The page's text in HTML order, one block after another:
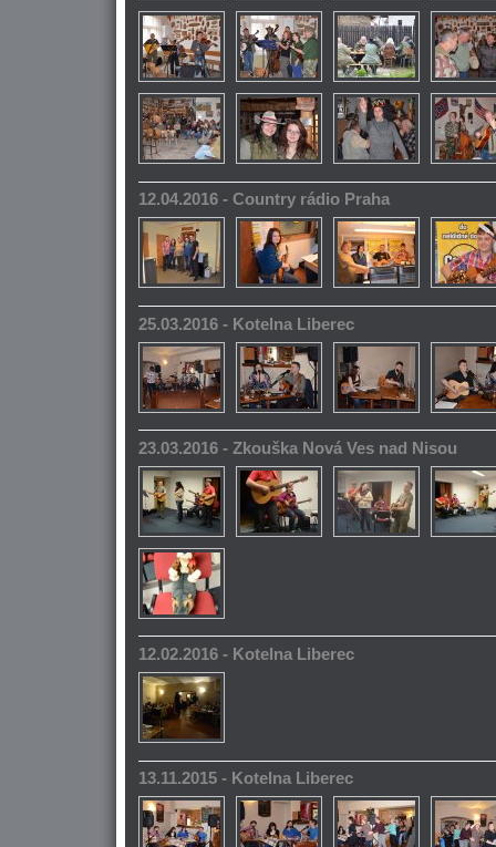
12.04.2016 - Country rádio Praha
25.03.2016 - Kotelna Liberec
23.03.2016 - Zkouška Nová Ves nad Nisou
12.02.2016 - Kotelna Liberec
13.11.2015 - Kotelna Liberec